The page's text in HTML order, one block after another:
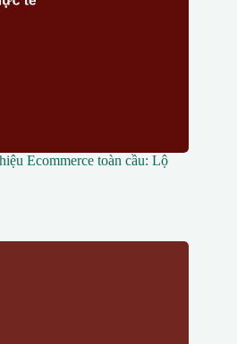
Ecommerce toàn cầu: Lộ